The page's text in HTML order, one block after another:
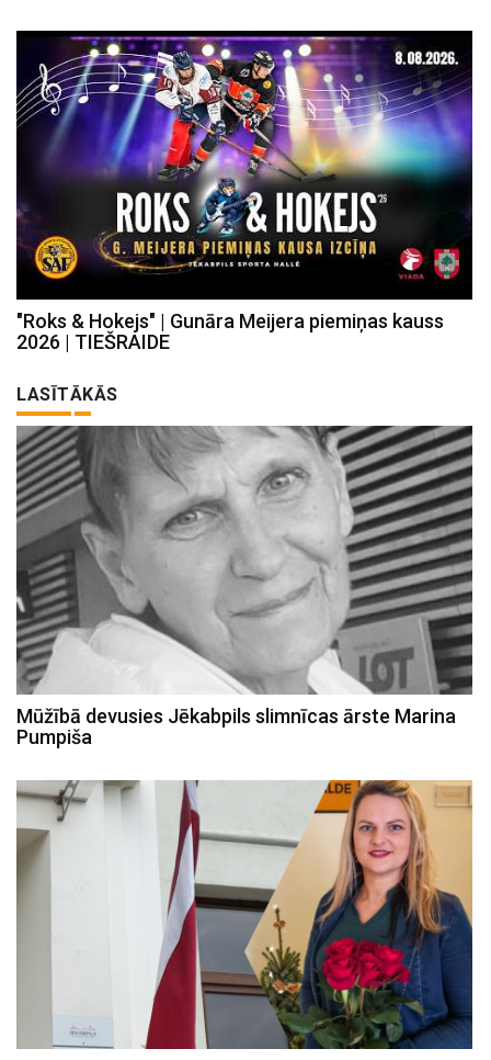
"Roks & Hokejs" | Gunāra Meijera piemiņas kauss
2026 | TIEŠRAIDE
LASĪTĀKĀS
Mūžībā devusies Jēkabpils slimnīcas ārste Marina
Pumpiša